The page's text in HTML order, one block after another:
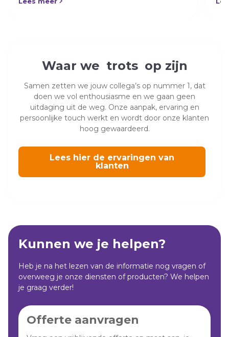
Waar we trots op zijn
Samen zetten we jouw collega’s op nummer 1, dat
doen we vol enthousiasme en we gaan geen
uitdaging uit de weg. Onze aanpak, ervaring en
persoonlijke touch werkt en wordt door onze klanten
hoog gewaardeerd.
Lees hier de ervaringen van
klanten
Kunnen we je helpen?
Heb je na het lezen van de informatie nog vragen of
overweeg je onze diensten of producten? We helpen
je graag verder!
Offerte aanvragen